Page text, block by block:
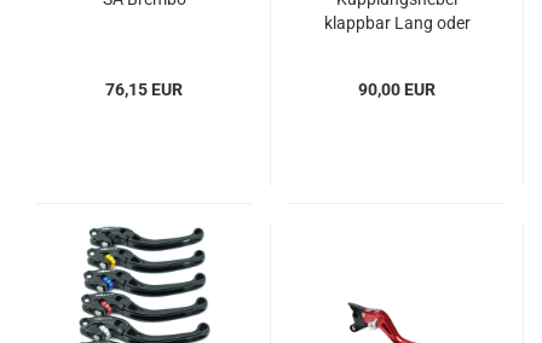
76,15 EUR
klappbar Lang oder
90,00 EUR